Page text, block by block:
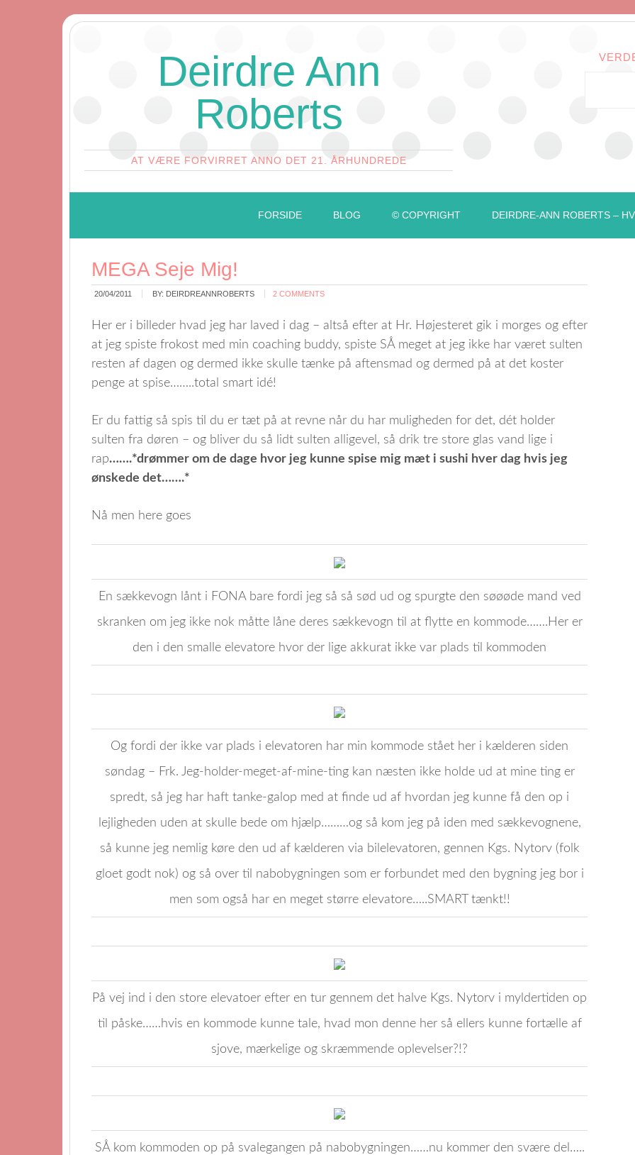
Deirdre Ann
Roberts
AT VÆRE FORVIRRET ANNO DET 21. ÅRHUNDREDE
FORSIDE BLOG © COPYRIGHT DEIRDRE-ANN ROBERTS –
MEGA Seje Mig!
20/04/2011 BY: DEIRDREANNROBERTS 2 COMMENTS
Her er i billeder hvad jeg har laved i dag – altså efter at Hr. Højesteret gik i morges og efter
at jeg spiste frokost med min coaching buddy, spiste SÅ meget at jeg ikke har været sulten
resten af dagen og dermed ikke skulle tænke på aftensmad og dermed på at det koster
penge at spise……..total smart idé!
Er du fattig så spis til du er tæt på at revne når du har muligheden for det, dét holder
sulten fra døren – og bliver du så lidt sulten alligevel, så drik tre store glas vand lige i
rap…….*drømmer om de dage hvor jeg kunne spise mig mæt i sushi hver dag hvis jeg
ønskede det…….*
Nå men here goes
En sækkevogn lånt i FONA bare fordi jeg så så sød ud og spurgte den søøøde mand ved
skranken om jeg ikke nok måtte låne deres sækkevogn til at flytte en kommode…….Her er
den i den smalle elevatore hvor der lige akkurat ikke var plads til kommoden
Og fordi der ikke var plads i elevatoren har min kommode stået her i kælderen siden
søndag – Frk. Jeg-holder-meget-af-mine-ting kan næsten ikke holde ud at mine ting er
spredt, så jeg har haft tanke-galop med at finde ud af hvordan jeg kunne få den op i
lejligheden uden at skulle bede om hjælp………og så kom jeg på iden med sækkevognene,
så kunne jeg nemlig køre den ud af kælderen via bilelevatoren, gennen Kgs. Nytorv (folk
gloet godt nok) og så over til nabobygningen som er forbundet med den bygning jeg bor i
men som også har en meget større elevatore…..SMART tænkt!!
På vej ind i den store elevatoer efter en tur gennem det halve Kgs. Nytorv i myldertiden op
til påske……hvis en kommode kunne tale, hvad mon denne her så ellers kunne fortælle af
sjove, mærkelige og skræmmende oplevelser?!?
SÅ kom kommoden op på svalegangen på nabobygningen……nu kommer den svære del…..